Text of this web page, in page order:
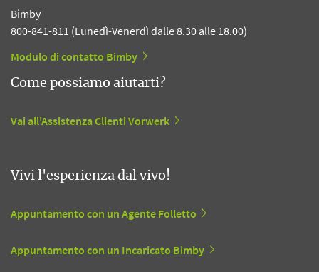
Bimby
800-841-811 (Lunedì-Venerdì dalle 8.30 alle 18.00)
Modulo di contatto Bimby
Come possiamo aiutarti?
Vai all'Assistenza Clienti Vorwerk
Vivi l'esperienza dal vivo!
Appuntamento con un Agente Folletto
Appuntamento con un Incaricato Bimby